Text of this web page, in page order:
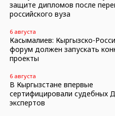
защите дипломов после
российского вуза
6 августа
Касымалиев: Кыргызско-
форум должен запускать
проекты
6 августа
В Кыргызстане впервые
сертифицировали судебных
экспертов